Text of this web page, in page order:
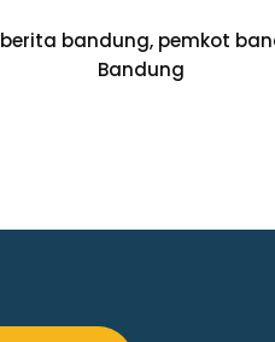
berita bandung, pemkot
Bandung